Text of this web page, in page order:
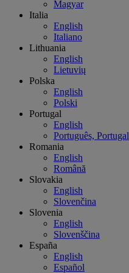
Magyar
Italia
English
Italiano
Lithuania
English
Lietuvių
Polska
English
Polski
Portugal
English
Português, Portugal
Romania
English
Română
Slovakia
English
Slovenčina
Slovenia
English
Slovenščina
España
English
Español